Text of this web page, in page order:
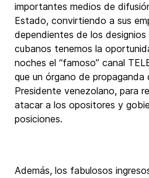
importantes medios de
Estado, convirtiendo a sus
dependientes de los
cubanos tenemos la
noches el “famoso” canal
que un órgano de propaganda
Presidente venezolano, para
atacar a los opositores y
posiciones.
Además, los fabulosos